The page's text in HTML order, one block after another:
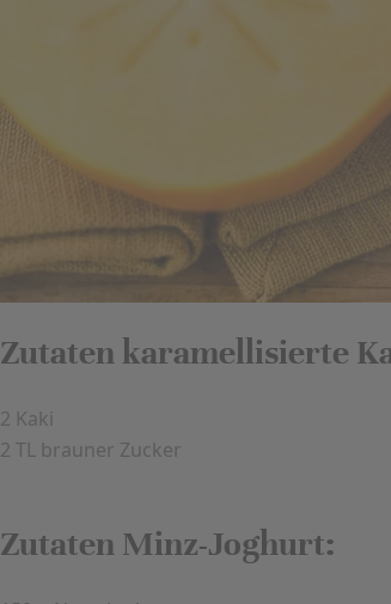
Zutaten karamellisierte
2 Kaki
2 TL brauner Zucker
Zutaten Minz-Joghurt: